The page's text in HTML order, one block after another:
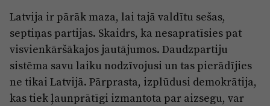
Latvija ir pārāk maza, lai tajā valdītu sešas,
septiņas partijas. Skaidrs, ka nesapratīsies pat
visvienkāršākajos jautājumos. Daudzpartiju
sistēma savu laiku nodzīvojusi un tas pierādījies
ne tikai Latvijā. Pārprasta, izplūdusi demokrātija,
kas tiek ļaunprātīgi izmantota par aizsegu, var